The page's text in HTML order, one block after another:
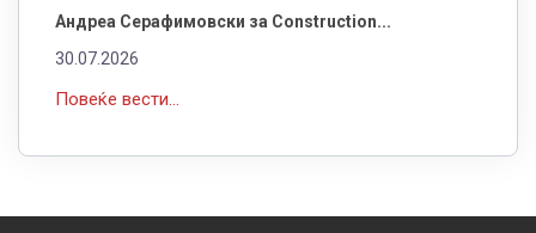
Андреа Серафимовски за Construction...
30.07.2026
Повеќе вести...